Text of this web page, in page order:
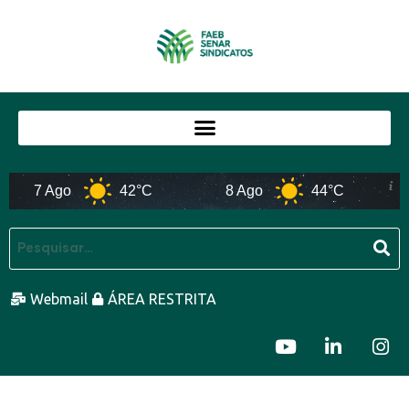
7 Ago 42°C 8 Ago 44°C
Webmail ÁREA RESTRITA